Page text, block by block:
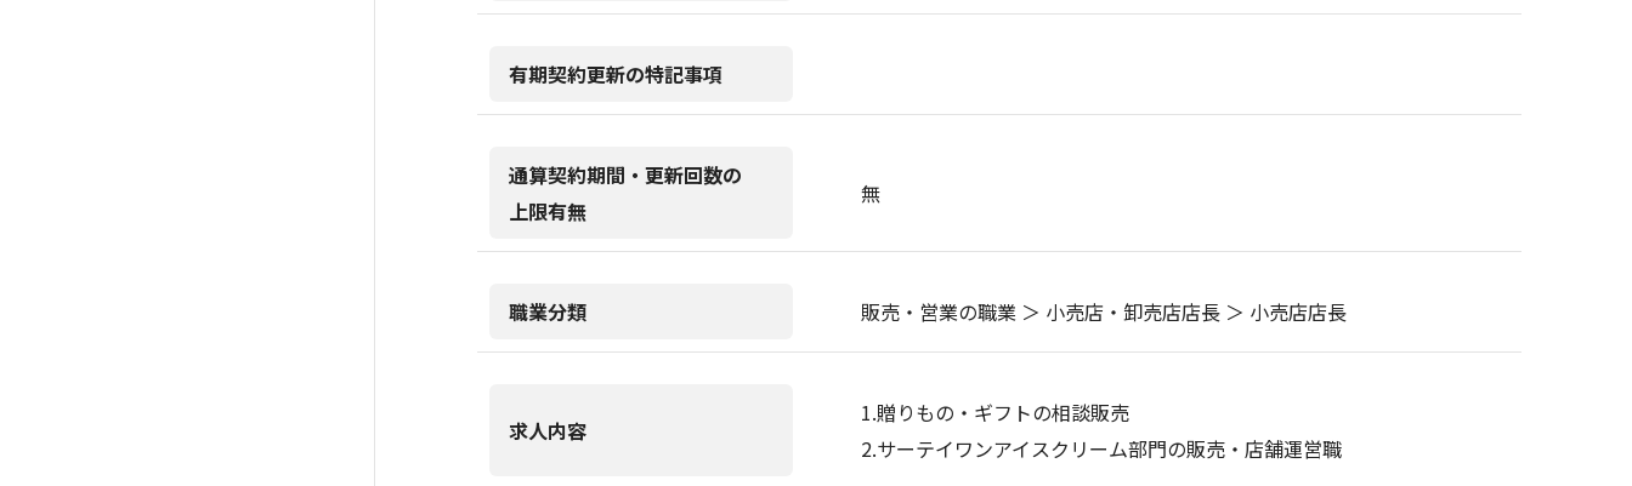
有期契約更新の特記事項
通算契約期間・更新回数の
上限有無
無
職業分類 販売・営業の職業 ＞ 小売店・卸売店店長 ＞ 小売店店長
求人内容
1.贈りもの・ギフトの相談販売
2.サーテイワンアイスクリーム部門の販売・店舗運営職